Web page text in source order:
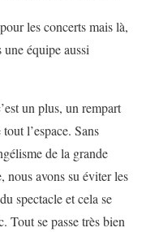
les concerts mais là,
équipe aussi
un plus, un rempart
l’espace. Sans
de la grande
nous avons su éviter les
spectacle et cela se
Tout se passe très bien